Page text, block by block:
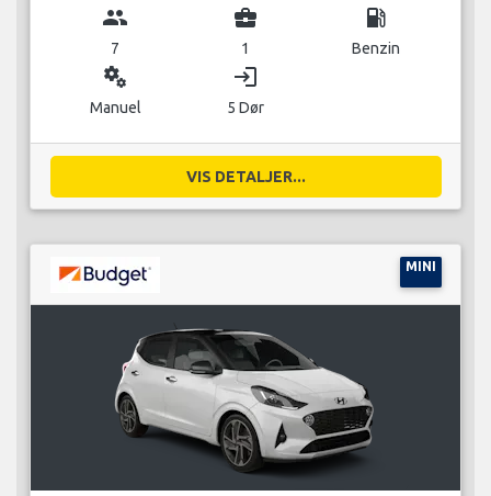
group
7
business_center
1
local_gas_station
Benzin
miscellaneous_services
Manuel
login
5 Dør
VIS DETALJER...
MINI